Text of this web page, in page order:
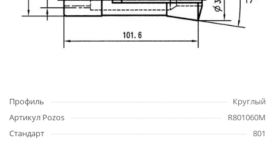
Профиль
Круглый
Артикул Pozos
R801060M
Стандарт
801